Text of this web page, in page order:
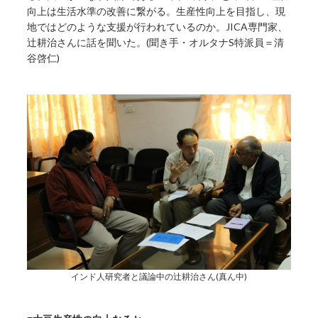
向上は生活水準の改善に繋がる。生産性向上を目指し、現
地ではどのような支援が行われているのか。JICA専門家、
辻耕治さんに話を聞いた。(聞き手・オルタナS特派員＝清
谷啓仁)
インド人研究者と議論中の辻耕治さん(真ん中)